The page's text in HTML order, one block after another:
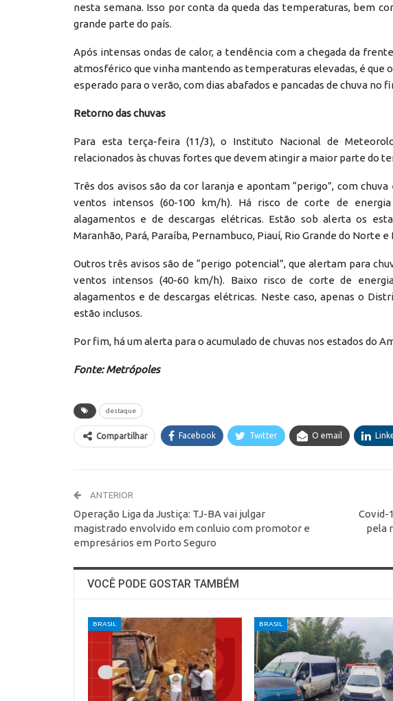
nesta semana. Isso por conta da queda das temperaturas, bem
grande parte do país.
Após intensas ondas de calor, a tendência com a chegada da
atmosférico que vinha mantendo as temperaturas elevadas, é que
esperado para o verão, com dias abafados e pancadas de chuva no
Retorno das chuvas
Para esta terça-feira (11/3), o Instituto Nacional de
relacionados às chuvas fortes que devem atingir a maior parte do
Três dos avisos são da cor laranja e apontam “perigo”, com
ventos intensos (60-100 km/h). Há risco de corte de
alagamentos e de descargas elétricas. Estão sob alerta os
Maranhão, Pará, Paraíba, Pernambuco, Piauí, Rio Grande do Norte e
Outros três avisos são de “perigo potencial”, que alertam para
ventos intensos (40-60 km/h). Baixo risco de corte de
alagamentos e de descargas elétricas. Neste caso, apenas o
estão inclusos.
Por fim, há um alerta para o acumulado de chuvas nos estados do
Fonte: Metrópoles
destaque
Compartilhar Facebook Twitter O email
ANTERIOR
Operação Liga da Justiça: TJ-BA vai julgar
magistrado envolvido em conluio com promotor e
empresários em Porto Seguro
Covid-
pela
VOCÊ PODE GOSTAR TAMBÉM
BRASIL BRASIL